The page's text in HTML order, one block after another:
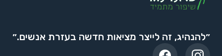
״להנהיג, זה לייצר מציאות חדשה בעזרת אנשים.״